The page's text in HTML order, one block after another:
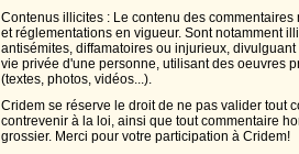
Contenus illicites : Le contenu des
et réglementations en vigueur. Sont notamment
antisémites, diffamatoires ou injurieux,
vie privée d'une personne, utilisant des oeuvres
(textes, photos, vidéos...).
Cridem se réserve le droit de ne pas valider tout
contrevenir à la loi, ainsi que tout commentaire
grossier. Merci pour votre participation à Cridem!